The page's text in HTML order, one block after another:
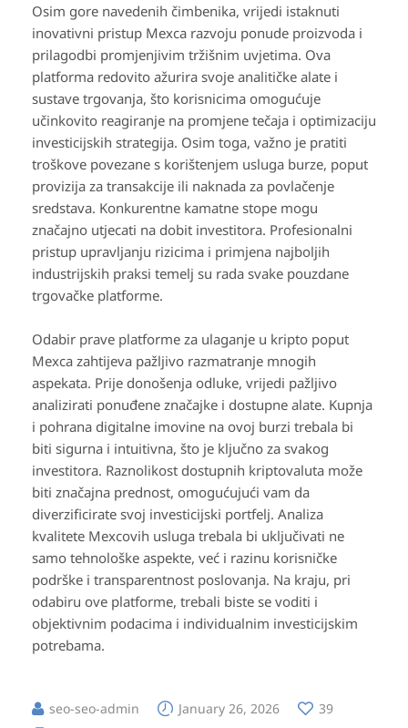
Osim gore navedenih čimbenika, vrijedi istaknuti
inovativni pristup Mexca razvoju ponude proizvoda i
prilagodbi promjenjivim tržišnim uvjetima. Ova
platforma redovito ažurira svoje analitičke alate i
sustave trgovanja, što korisnicima omogućuje
učinkovito reagiranje na promjene tečaja i optimizaciju
investicijskih strategija. Osim toga, važno je pratiti
troškove povezane s korištenjem usluga burze, poput
provizija za transakcije ili naknada za povlačenje
sredstava. Konkurentne kamatne stope mogu
značajno utjecati na dobit investitora. Profesionalni
pristup upravljanju rizicima i primjena najboljih
industrijskih praksi temelj su rada svake pouzdane
trgovačke platforme.
Odabir prave platforme za ulaganje u kripto poput
Mexca zahtijeva pažljivo razmatranje mnogih
aspekata. Prije donošenja odluke, vrijedi pažljivo
analizirati ponuđene značajke i dostupne alate. Kupnja
i pohrana digitalne imovine na ovoj burzi trebala bi
biti sigurna i intuitivna, što je ključno za svakog
investitora. Raznolikost dostupnih kriptovaluta može
biti značajna prednost, omogućujući vam da
diverzificirate svoj investicijski portfelj. Analiza
kvalitete Mexcovih usluga trebala bi uključivati ne
samo tehnološke aspekte, već i razinu korisničke
podrške i transparentnost poslovanja. Na kraju, pri
odabiru ove platforme, trebali biste se voditi i
objektivnim podacima i individualnim investicijskim
potrebama.
seo-seo-admin January 26, 2026
39